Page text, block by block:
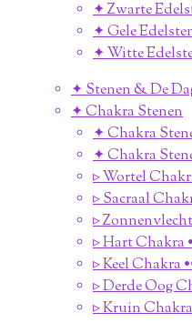
✦ Zwarte
✦ Gele
✦ Witte
✦ Stenen & De
✦ Chakra Stenen
✦ Chakra
✦ Chakra
▹ Wortel
▹ Sacraal
▹
▹ Hart Chakra
▹ Keel Chakra
▹ Derde Oog
▹ Kruin Chakra